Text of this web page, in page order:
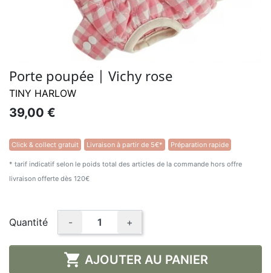
Porte poupée | Vichy rose
TINY HARLOW
39,00 €
Click & collect gratuit Livraison à partir de 5€* Préparation rapide
* tarif indicatif selon le poids total des articles de la commande hors offre
livraison offerte dès 120€
Quantité - +
 AJOUTER AU PANIER